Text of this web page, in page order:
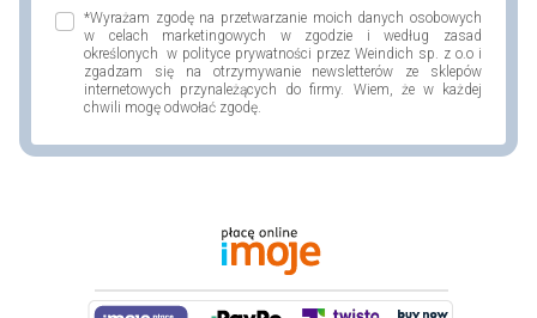
*Wyrażam zgodę na przetwarzanie moich danych osobowych
w celach marketingowych w zgodzie i według zasad
określonych w polityce prywatności przez Weindich sp. z o.o i
zgadzam się na otrzymywanie newsletterów ze sklepów
internetowych przynależących do firmy. Wiem, że w każdej
chwili mogę odwołać zgodę.